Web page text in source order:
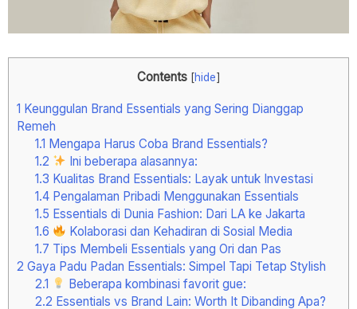
Contents [hide]
1 Keunggulan Brand Essentials yang Sering Dianggap
Remeh
1.1 Mengapa Harus Coba Brand Essentials?
1.2
Ini beberapa alasannya:
1.3 Kualitas Brand Essentials: Layak untuk Investasi
1.4Pengalaman Pribadi Menggunakan Essentials
1.5 Essentials di Dunia Fashion: Dari LA ke Jakarta
1.6
Kolaborasi dan Kehadiran di Sosial Media
1.7 Tips Membeli Essentials yang Ori dan Pas
2 Gaya Padu Padan Essentials: Simpel Tapi Tetap Stylish
2.1
Beberapa kombinasi favorit gue:
2.2 Essentials vs Brand Lain: Worth It Dibanding Apa?